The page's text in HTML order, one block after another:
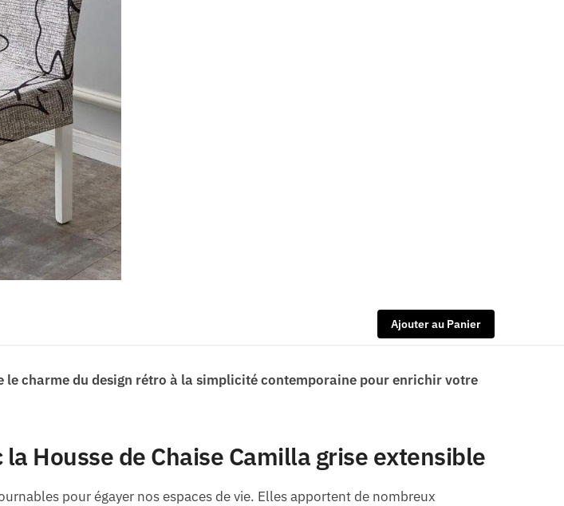
Ajouter au Panier
le charme du design rétro à la simplicité contemporaine pour enrichir votre
Housse de Chaise Camilla grise extensible
pour égayer nos espaces de vie. Elles apportent de nombreux